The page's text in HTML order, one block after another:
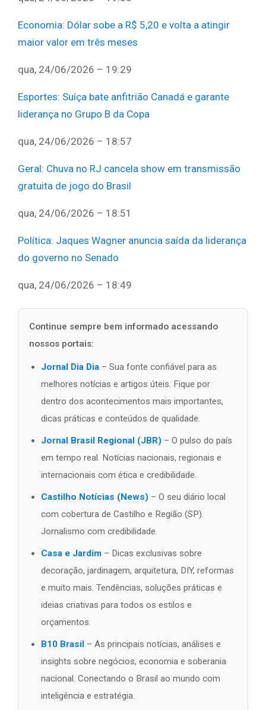
Economia: Dólar sobe a R$ 5,20 e volta a atingir
maior valor em três meses
qua, 24/06/2026 – 19:29
Esportes: Suíça bate anfitrião Canadá e garante
liderança no Grupo B da Copa
qua, 24/06/2026 – 18:57
Geral: Chuva no RJ cancela show em transmissão
gratuita de jogo do Brasil
qua, 24/06/2026 – 18:51
Política: Jaques Wagner anuncia saída da liderança
do governo no Senado
qua, 24/06/2026 – 18:49
Continue sempre bem informado acessando
nossos portais:
Jornal Dia Dia – Sua fonte confiável para as
melhores notícias e artigos úteis. Fique por
dentro dos acontecimentos mais importantes,
dicas práticas e conteúdos de qualidade.
Jornal Brasil Regional (JBR) – O pulso do país
em tempo real. Notícias nacionais, regionais e
internacionais com ética e credibilidade.
Castilho Notícias (News) – O seu diário local
com cobertura de Castilho e Região (SP).
Jornalismo com credibilidade.
Casa e Jardim – Dicas exclusivas sobre
decoração, jardinagem, arquitetura, DIY, reformas
e muito mais. Tendências, soluções práticas e
ideias criativas para todos os estilos e
orçamentos.
B10 Brasil – As principais notícias, análises e
insights sobre negócios, economia e soberania
nacional. Conectando o Brasil ao mundo com
inteligência e estratégia.